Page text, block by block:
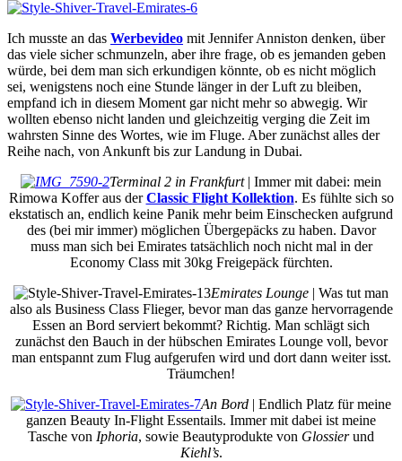
Ich musste an das Werbevideo mit Jennifer Anniston denken, über
das viele sicher schmunzeln, aber ihre frage, ob es jemanden geben
würde, bei dem man sich erkundigen könnte, ob es nicht möglich
sei, wenigstens noch eine Stunde länger in der Luft zu bleiben,
empfand ich in diesem Moment gar nicht mehr so abwegig. Wir
wollten ebenso nicht landen und gleichzeitig verging die Zeit im
wahrsten Sinne des Wortes, wie im Fluge. Aber zunächst alles der
Reihe nach, von Ankunft bis zur Landung in Dubai.
Terminal 2 in Frankfurt| Immer mit dabei: mein
Rimowa Koffer aus derClassic Flight Kollektion. Es fühlte sich so
ekstatisch an, endlich keine Panik mehr beim Einschecken aufgrund
des (bei mir immer) möglichen Übergepäcks zu haben. Davor
muss man sich bei Emirates tatsächlich noch nicht mal in der
Economy Class mit 30kg Freigepäck fürchten.
Emirates Lounge | Was tut man
also als Business Class Flieger, bevor man das ganze hervorragende
Essen an Bord serviert bekommt? Richtig. Man schlägt sich
zunächst den Bauch in der hübschen Emirates Lounge voll, bevor
man entspannt zum Flug aufgerufen wird und dort dann weiter isst.
Träumchen!
An Bord | Endlich Platz für meine
ganzen Beauty In-Flight Essentails. Immer mit dabei ist meine
Tasche von Iphoria, sowie Beautyprodukte von Glossierund
Kiehl’s.